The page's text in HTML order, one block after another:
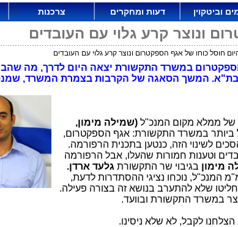
וביטקוין דעות ומחקרים צרכנות
ונוצר קרע גלוי עם העובדים
חוסל כוחו של אגף הספקטרום ונוצר קרע גלוי עם העובדים
במשרד התקשורת יצאה היום לדרך, מה
בת"א. המשך הסאגה של הקרבות בצמרת המשרד,
של ממלא מקום המנכ"ל(שמילה מימון,
ביותר במשרד התקשורת: אגף הספקטרום,
לשינוי הזה, כנטען בתכנית הרפורמה.
וטענות חמורות שהעלו, אבל הרפורמה
מימון בגיבוי שר התקשורת גלעד ארדן.
המנכ"ל, נוכחו נציגי ההסתדרות לדעת,
שלא להתערב בנושא זה בצורה פעילה.
במשרד התקשורת ובוועד.
לקבל, לא שלא ניסינו.